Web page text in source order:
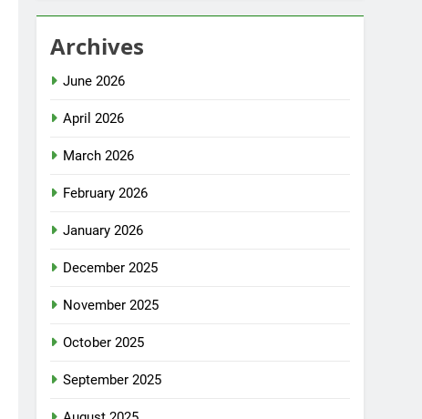
Archives
June 2026
April 2026
March 2026
February 2026
January 2026
December 2025
November 2025
October 2025
September 2025